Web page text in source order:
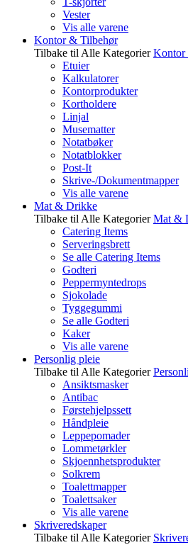
Vester
Vis alle varene
Kontor & Tilbehør
Tilbake til Alle Kategorier Kontor
Etuier
Kalkulatorer
Kontorprodukter
Kortholdere
Linjal
Musematter
Notatbøker
Notatblokker
Post-It
Skrive-/Dokumentmapper
Vis alle varene
Mat & Drikke
Tilbake til Alle Kategorier Mat &
Catering Items
Serveringsbrett
Se alle Catering Items
Godteri
Peppermyntedrops
Sjokolade
Tyggegummi
Se alle Godteri
Kaker
Vis alle varene
Personlig pleie
Tilbake til Alle Kategorier
Ansiktsmasker
Antibac
Førstehjelpssett
Håndpleie
Leppepomader
Lommetørkler
Skjoennhetsprodukter
Solkrem
Toalettmapper
Toalettsaker
Vis alle varene
Skriveredskaper
Tilbake til Alle Kategorier